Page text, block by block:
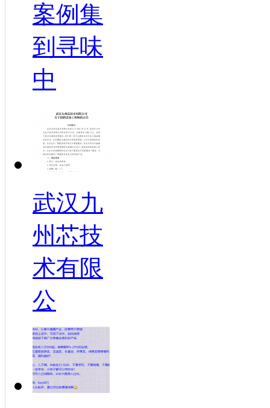
案例集
到寻味
中
武汉九
州芯技
术有限
公